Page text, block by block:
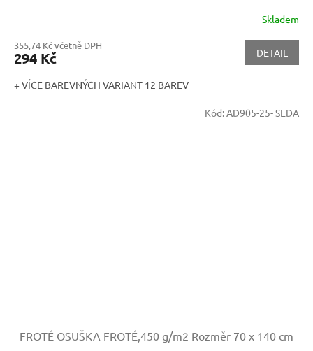
Skladem
355,74 Kč včetně DPH
294 Kč DETAIL
+ VÍCE BAREVNÝCH VARIANT 12 BAREV
FROTÉ OSUŠKA FROTÉ,450 g/m2 Rozměr 70 x 140 cm
Kód:AD905-25- SEDA